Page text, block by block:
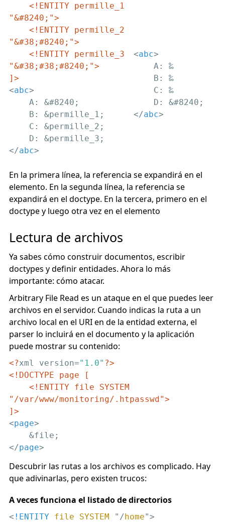
<!ENTITY permille_1
"&#8240;">
<!ENTITY permille_2
"&#38;#8240;">
<!ENTITY permille_3
"&#38;#38;#8240;">
]>
<abc>
A: &#8240;
B: &permille_1;
C: &permille_2;
</abc>
<abc>
A: ‰
B: ‰
C: ‰
</abc>
En la primera línea, la referencia se expandirá en el
elemento. En la segunda línea, la referencia se
expandirá en el doctype. En la tercera, primero en el
doctype y luego otra vez en el elemento
Lectura de archivos
Ya sabes cómo construir documentos, escribir
doctypes y definir entidades. Ahora lo más
importante: cómo atacar.
Arbitrary File Read es un ataque en el que puedes leer
archivos en el servidor. Cuando indicas la ruta a un
archivo local en el URI en de la entidad externa, el
parser lo incluirá en el documento y la aplicación
puede mostrar su contenido:
<?xml version="1.0" ?>
<!DOCTYPE page [
"/var/www/monitoring/.htpasswd">
]>
<page>
</page>
Descubrir las rutas a los archivos es complicado. Hay
que adivinarlas, pero existen trucos:
A veces funciona el listado de directorios
< !ENTITY file SYSTEM "/home">